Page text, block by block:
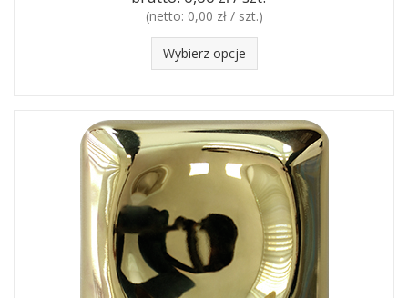
(netto: 0,00 zł / szt.)
Wybierz opcje